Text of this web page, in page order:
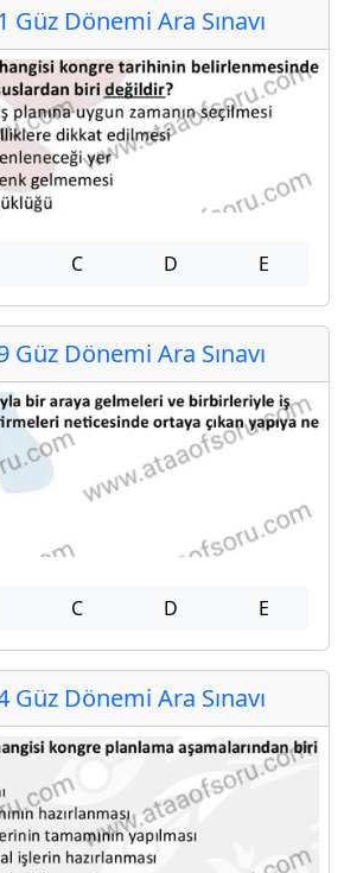
Güz Dönemi Ara Sınavı
C D E
Güz Dönemi Ara Sınavı
C D E
Güz Dönemi Ara Sınavı